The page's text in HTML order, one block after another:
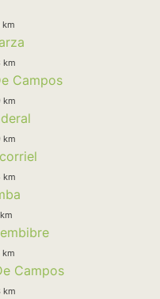
km
km
Campos
km
km
km
km
Campos
km